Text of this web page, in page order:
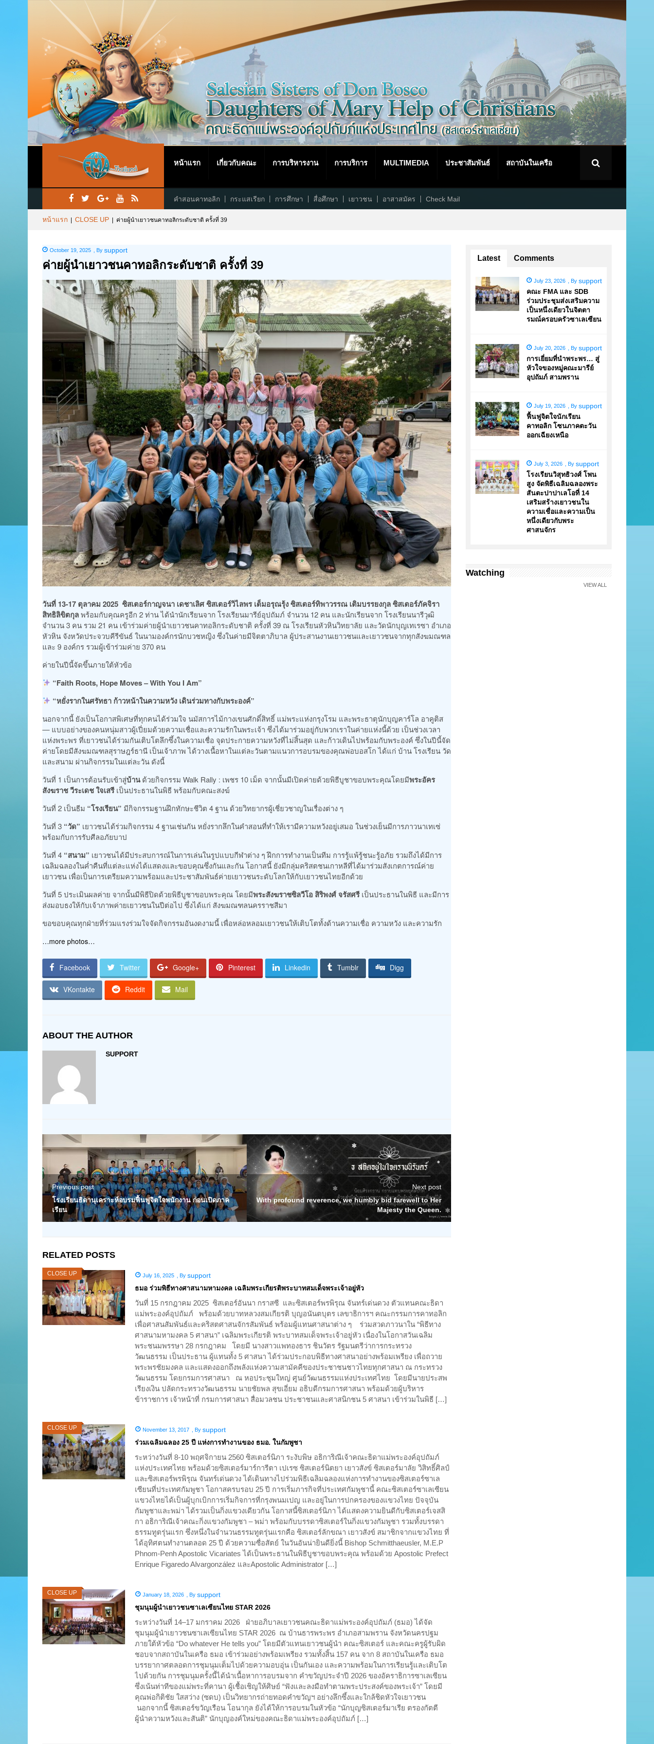
หน้าแรก เกี่ยวกับคณะ การบริหารงาน การบริการ MULTIMEDIA ประชาสัมพันธ์ สถาบันในเครือ
คำสอนคาทอลิก กระแสเรียก การศึกษา สื่อศึกษา เยาวชน อาสาสมัคร Check Mail
หน้าแรก CLOSE UP ค่ายผู้นำเยาวชนคาทอลิกระดับชาติ ครั้งที่ 39
October 19, 2025 By support
ค่ายผู้นำเยาวชนคาทอลิกระดับชาติ ครั้งที่ 39
วันที่ 13-17 ตุลาคม 2025 ซิสเตอร์กาญจนา เดชาเลิศ ซิสเตอร์วิไลพร เต็มอรุณรุ้ง ซิสเตอร์ทิพาวรรณ เติมบรรยงกุล ซิสเตอร์ภัคจิรา
สิทธิลิขิตกุลพร้อมกับคุณครูอีก 2 ท่าน ได้นำนักเรียนจาก โรงเรียนมารีย์อุปถัมภ์ จำนวน 12 คน และนักเรียนจาก โรงเรียนนารีวุฒิ
จำนวน 3 คน รวม 21 คน เข้าร่วมค่ายผู้นำเยาวชนคาทอลิกระดับชาติ ครั้งที่ 39 ณ โรงเรียนหัวหินวิทยาลัย และวัดนักบุญเทเรซา อำเภอ
หัวหิน จังหวัดประจวบคีรีขันธ์ ในนามองค์กรนักบวชหญิง ซึ่งในค่ายมีจิตตาภิบาล ผู้ประสานงานเยาวชนและเยาวชนจากทุกสังฆมณฑล
และ 9 องค์กร รวมผู้เข้าร่วมค่าย 370 คน
ค่ายในปีนี้จัดขึ้นภายใต้หัวข้อ
“Faith Roots, Hope Moves – With You I Am”
“หยั่งรากในศรัทธา ก้าวหน้าในความหวัง เดินร่วมทางกับพระองค์”
นอกจากนี้ ยังเป็นโอกาสพิเศษที่ทุกคนได้ร่วมใจ นมัสการไม้กางเขนศักดิ์สิทธิ์ แม่พระแห่งกรุงโรม และพระธาตุนักบุญคาร์โล อาคูติส
— แบบอย่างของคนหนุ่มสาวผู้เปี่ยมด้วยความเชื่อและความรักในพระเจ้า ซึ่งได้มาร่วมอยู่กับพวกเราในค่ายแห่งนี้ด้วย เป็นช่วงเวลา
แห่งพระพร ที่เยาวชนได้ร่วมกันเติบโตลึกซึ้งในความเชื่อ จุดประกายความหวังที่ไม่สิ้นสุด และก้าวเดินไปพร้อมกับพระองค์ ซึ่งในปีนี้จัด
ค่ายโดยมีสังฆมณฑลสุราษฎร์ธานี เป็นเจ้าภาพ ได้วางเนื้อหาในแต่ละวันตามแนวการอบรมของคุณพ่อบอสโก ได้แก่ บ้าน โรงเรียน วัด
และสนาม ผ่านกิจกรรมในแต่ละวัน ดังนี้
วันที่ 1 เป็นการต้อนรับเข้าสู่บ้านด้วยกิจกรรม Walk Rally : เพชร 10 เม็ด จากนั้นมีเปิดค่ายด้วยพิธีบูชาขอบพระคุณโดยมีพระอัคร
สังฆราช วีระเดช ใจเสรีเป็นประธานในพิธี พร้อมกับคณะสงฆ์
วันที่ 2 เป็นธีม “โรงเรียน” มีกิจกรรมฐานฝึกทักษะชีวิต 4 ฐาน ด้วยวิทยากรผู้เชี่ยวชาญในเรื่องต่าง ๆ
วันที่ 3 “วัด” เยาวชนได้ร่วมกิจกรรม 4 ฐานเช่นกัน หยั่งรากลึกในคำสอนที่ทำให้เรามีความหวังอยู่เสมอ ในช่วงเย็นมีการภาวนาเทเซ่
พร้อมกับการรับศีลอภัยบาป
วันที่ 4 “สนาม” เยาวชนได้มีประสบการณ์ในการเล่นในรูปแบบกีฬาต่าง ๆ ฝึกการทำงานเป็นทีม การรู้แพ้รู้ชนะรู้อภัย รวมถึงได้มีการ
เฉลิมฉลองในค่ำคืนที่แต่ละแห่งได้แสดงและขอบคุณซึ่งกันและกัน โอกาสนี้ ยังมีกลุ่มคริสตชนเกาหลีที่ได้มาร่วมสังเกตการณ์ค่าย
เยาวชน เพื่อเป็นการเตรียมความพร้อมและประชาสัมพันธ์ค่ายเยาวชนระดับโลกให้กับเยาวชนไทยอีกด้วย
วันที่ 5 ประเมินผลค่าย จากนั้นมีพิธีปิดด้วยพิธีบูชาขอบพระคุณ โดยมีพระสังฆราชซิลวีโอ สิริพงศ์ จรัสศรีเป็นประธานในพิธี และมีการ
ส่งมอบธงให้กับเจ้าภาพค่ายเยาวชนในปีต่อไป ซึ่งได้แก่ สังฆมณฑลนครราชสีมา
ขอขอบคุณทุกฝ่ายที่ร่วมแรงร่วมใจจัดกิจกรรมอันงดงามนี้ เพื่อหล่อหลอมเยาวชนให้เติบโตทั้งด้านความเชื่อ ความหวัง และความรัก
…more photos…
Facebook Twitter Google+ Pinterest Linkedin Tumblr Digg
VKontakte Reddit Mail
ABOUT THE AUTHOR
SUPPORT
Previous post
โรงเรียนธิดานุเคราะห์อบรมฟื้นฟูจิตใจพนักงาน ก่อนเปิดภาค
เรียน
Next post
With profound reverence, we humbly bid farewell to Her
Majesty the Queen.
RELATED POSTS
CLOSE UP July 16, 2025 By support
ธมอ ร่วมพิธีทางศาสนามหามงคล เฉลิมพระเกียรติพระบาทสมเด็จพระเจ้าอยู่หัว
วันที่ 15 กรกฎาคม 2025 ซิสเตอร์อันนา กราสซี และซิสเตอร์พรพิรุณ จันทร์เด่นดวง ตัวแทนคณะธิดา
แม่พระองค์อุปถัมภ์ พร้อมด้วยบาทหลวงสมเกียรติ บุญอนันตบุตร เลขาธิการฯ คณะกรรมการคาทอลิก
เพื่อศาสนสัมพันธ์และคริสตศาสนจักรสัมพันธ์ พร้อมผู้แทนศาสนาต่าง ๆ ร่วมสวดภาวนาใน “พิธีทาง
ศาสนามหามงคล 5 ศาสนา” เฉลิมพระเกียรติ พระบาทสมเด็จพระเจ้าอยู่หัว เนื่องในโอกาสวันเฉลิม
พระชนมพรรษา 28 กรกฎาคม โดยมี นางสาวแพทองธาร ชินวัตร รัฐมนตรีว่าการกระทรวง
วัฒนธรรม เป็นประธาน ผู้แทนทั้ง 5 ศาสนา ได้ร่วมประกอบพิธีทางศาสนาอย่างพร้อมเพรียง เพื่อถวาย
พระพรชัยมงคล และแสดงออกถึงพลังแห่งความสามัคคีของประชาชนชาวไทยทุกศาสนา ณ กระทรวง
วัฒนธรรม โดยกรมการศาสนา ณ หอประชุมใหญ่ ศูนย์วัฒนธรรมแห่งประเทศไทย โดยมีนายประสพ
เรียงเงิน ปลัดกระทรวงวัฒนธรรม นายชัยพล สุขเอี่ยม อธิบดีกรมการศาสนา พร้อมด้วยผู้บริหาร
ข้าราชการ เจ้าหน้าที่ กรมการศาสนา สื่อมวลชน ประชาชนและศาสนิกชน 5 ศาสนา เข้าร่วมในพิธี […]
CLOSE UP November 13, 2017 By support
ร่วมเฉลิมฉลอง 25 ปี แห่งการทำงานของ ธมอ. ในกัมพูชา
ระหว่างวันที่ 8-10 พฤศจิกายน 2560 ซิสเตอร์นิภา ระงับพิษ อธิการิณีเจ้าคณะธิดาแม่พระองค์อุปถัมภ์
แห่งประเทศไทย พร้อมด้วยซิสเตอร์มาร์การีตา เปเรซ ซิสเตอร์นิตยา เยาวสังข์ ซิสเตอร์มาลัย วิสิทธิ์ศิลป์
และซิสเตอร์พรพิรุณ จันทร์เด่นดวง ได้เดินทางไปร่วมพิธีเฉลิมฉลองแห่งการทำงานของซิสเตอร์ซาเล
เซียนที่ประเทศกัมพูชา โอกาสครบรอบ 25 ปี การเริ่มภารกิจที่ประเทศกัมพูชานี้ คณะซิสเตอร์ซาเลเซียน
แขวงไทยได้เป็นผู้บุกเบิกการเริ่มกิจการที่กรุงพนมเปญ และอยู่ในการปกครองของแขวงไทย ปัจจุบัน
กัมพูชาและพม่า ได้รวมเป็นกิ่งแขวงเดียวกัน โอกาสนี้ซิสเตอร์นิภา ได้แสดงความยินดีกับซิสเตอร์เจสสิ
กา อธิการิณีเจ้าคณะกิ่งแขวงกัมพูชา – พม่า พร้อมกับบรรดาซิสเตอร์ในกิ่งแขวงกัมพูชา รวมทั้งบรรดา
ธรรมทูตรุ่นแรก ซึ่งหนึ่งในจำนวนธรรมทูตรุ่นแรกคือ ซิสเตอร์ลักขณา เยาวสังข์ สมาชิกจากแขวงไทย ที่
ได้อุทิศตนทำงานตลอด 25 ปี ด้วยความซื่อสัตย์ ในวันอันน่ายินดียิ่งนี้ Bishop Schmitthaeusler, M.E.P
Phnom-Penh Apostolic Vicariates ได้เป็นพระธานในพิธีบูชาขอบพระคุณ พร้อมด้วย Apostolic Prefect
Enrique Figaredo Alvargonzález และApostolic Administrator […]
CLOSE UP January 18, 2026 By support
ชุมนุมผู้นำเยาวชนซาเลเซียนไทย STAR 2026
ระหว่างวันที่ 14–17 มกราคม 2026 ฝ่ายอภิบาลเยาวชนคณะธิดาแม่พระองค์อุปถัมภ์ (ธมอ) ได้จัด
ชุมนุมผู้นำเยาวชนซาเลเซียนไทย STAR 2026 ณ บ้านธารพระพร อำเภอสามพราน จังหวัดนครปฐม
ภายใต้หัวข้อ “Do whatever He tells you” โดยมีตัวแทนเยาวชนผู้นำ คณะซิสเตอร์ และคณะครูผู้รับผิด
ชอบจากสถาบันในเครือ ธมอ เข้าร่วมอย่างพร้อมเพรียง รวมทั้งสิ้น 157 คน จาก 8 สถาบันในเครือ ธมอ
บรรยากาศตลอดการชุมนุมเต็มไปด้วยความอบอุ่น เป็นกันเอง และความพร้อมในการเรียนรู้และเติบโต
ไปด้วยกัน การชุมนุมครั้งนี้ได้นำเนื้อหาการอบรมจาก คำขวัญประจำปี 2026 ของอัคราธิการซาเลเซียน
ซึ่งเน้นท่าทีของแม่พระที่คานา ผู้เชื้อเชิญให้ศิษย์ “ฟังและลงมือทำตามพระประสงค์ของพระเจ้า” โดยมี
คุณพ่อกิติชัย ใสสว่าง (ซดบ) เป็นวิทยากรถ่ายทอดคำขวัญฯ อย่างลึกซึ้งและใกล้ชิดหัวใจเยาวชน
นอกจากนี้ ซิสเตอร์ขวัญเรือน โอนากุล ยังได้ให้การอบรมในหัวข้อ “นักบุญซิสเตอร์มาเรีย ตรองกัตตี
ผู้นำความหวังและสันติ” นักบุญองค์ใหม่ของคณะธิดาแม่พระองค์อุปถัมภ์ […]
Latest Comments
July 23, 2026 By support
คณะ FMA และ SDB
ร่วมประชุมส่งเสริมความ
เป็นหนึ่งเดียวในจิตตา
รมณ์ครอบครัวซาเลเซียน
July 20, 2026 By support
การเยี่ยมที่นำพระพร… สู่
หัวใจของหมู่คณะมารีย์
อุปถัมภ์ สามพราน
July 19, 2026 By support
ฟื้นฟูจิตใจนักเรียน
คาทอลิก โซนภาคตะวัน
ออกเฉียงเหนือ
July 3, 2026 By support
โรงเรียนวิสุทธิวงศ์ โพน
สูง จัดพิธีเฉลิมฉลองพระ
สันตะปาปาเลโอที่ 14
เสริมสร้างเยาวชนใน
ความเชื่อและความเป็น
หนึ่งเดียวกับพระ
ศาสนจักร
Watching
VIEW ALL